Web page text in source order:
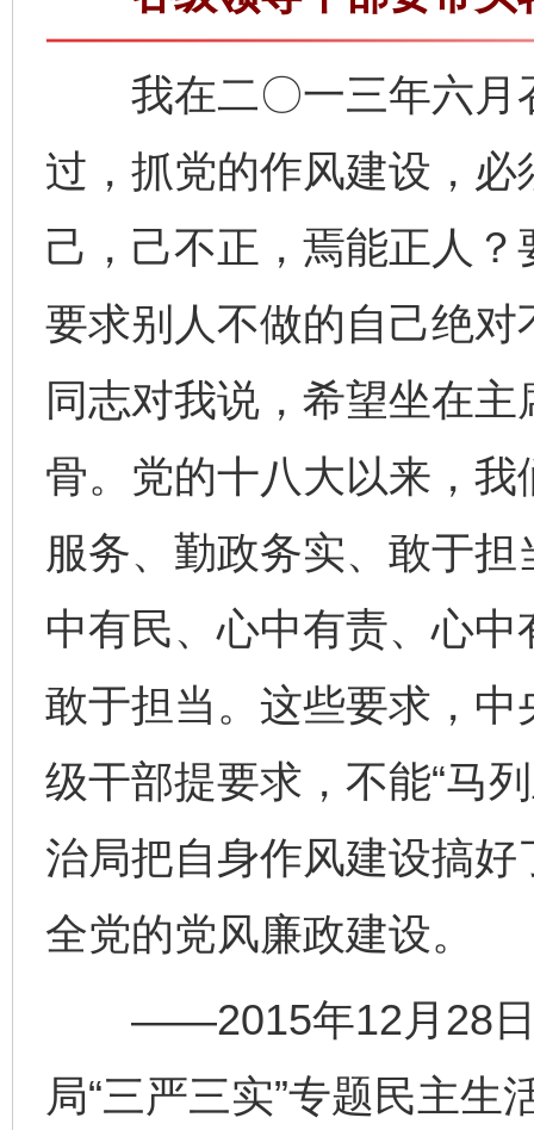
我在二〇一三年六月
过，抓党的作风建设，
己，己不正，焉能正人
要求别人不做的自己绝
同志对我说，希望坐在
骨。党的十八大以来，
服务、勤政务实、敢于
中有民、心中有责、心
敢于担当。这些要求，
级干部提要求，不能“马
治局把自身作风建设搞
全党的党风廉政建设。
——2015年12月28日
局“三严三实”专题民主生